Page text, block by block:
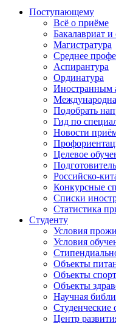
Поступающему
Всё о приёме
Бакалавриат и
Магистратура
Среднее
Аспирантура
Ординатура
Иностранным
Подобрать
Гид по
Новости
Целевое
Российско-
Конкурсные
Списки
Статистика
Студенту
Условия
Условия
Объекты
Объекты
Объекты
Научная
Студенческие
Центр